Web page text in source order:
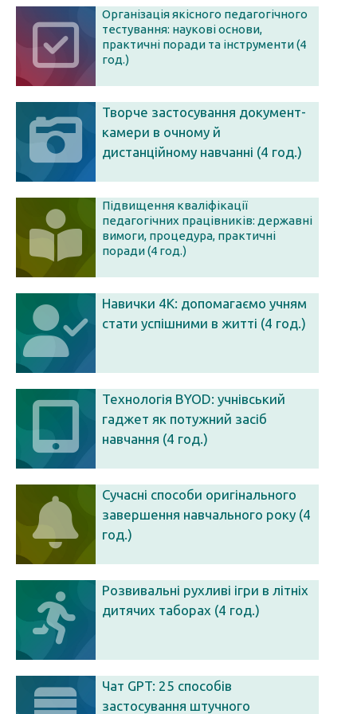
Організація якісного педагогічного
тестування: наукові основи,
практичні поради та інструменти (4
год.)
Творче застосування документ-
камери в очному й
дистанційному навчанні (4 год.)
Підвищення кваліфікації
педагогічних працівників: державні
вимоги, процедура, практичні
поради (4 год.)
Навички 4К: допомагаємо учням
стати успішними в житті (4 год.)
Технологія BYOD: учнівський
гаджет як потужний засіб
навчання (4 год.)
Сучасні способи оригінального
завершення навчального року (4
год.)
Розвивальні рухливі ігри в літніх
дитячих таборах (4 год.)
Чат GPT: 25 способів
застосування штучного